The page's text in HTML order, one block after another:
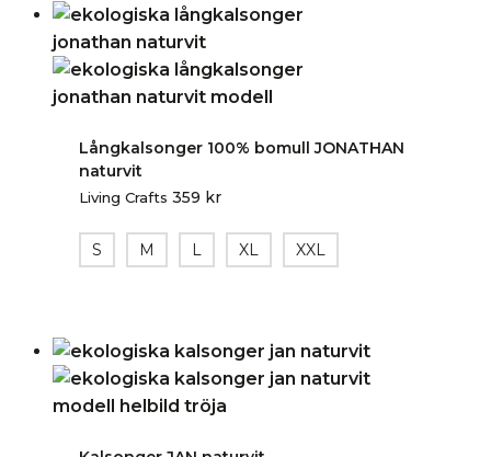
Långkalsonger 100% bomull JONATHAN
naturvit
Living Crafts 359 kr
S M L XL XXL